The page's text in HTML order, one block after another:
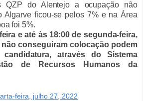
QZP do Alentejo a ocupação não
Algarve ficou-se pelos 7% e na Área
foi 5%.
e até às 18:00 de segunda-feira,
conseguiram colocação podem
através do Sistema
de Recursos Humanos da
feira, julho 27, 2022